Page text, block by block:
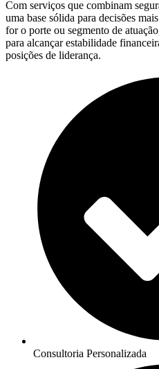
Com serviços que combinam
uma base sólida para decisões
for o porte ou segmento de
para alcançar estabilidade
posições de liderança.
Consultoria Personalizada